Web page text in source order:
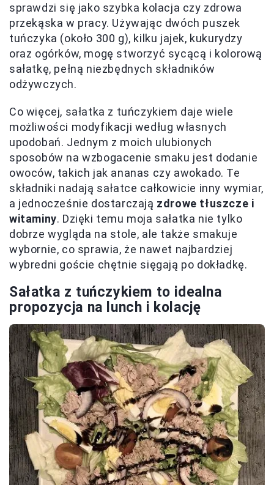
sprawdzi się jako szybka kolacja czy zdrowa
przekąska w pracy. Używając dwóch puszek
tuńczyka (około 300 g), kilku jajek, kukurydzy
oraz ogórków, mogę stworzyć sycącą i kolorową
sałatkę, pełną niezbędnych składników
odżywczych.
Co więcej, sałatka z tuńczykiem daje wiele
możliwości modyfikacji według własnych
upodobań. Jednym z moich ulubionych
sposobów na wzbogacenie smaku jest dodanie
owoców, takich jak ananas czy awokado. Te
składniki nadają sałatce całkowicie inny wymiar,
a jednocześnie dostarczają zdrowe tłuszcze i
witaminy. Dzięki temu moja sałatka nie tylko
dobrze wygląda na stole, ale także smakuje
wybornie, co sprawia, że nawet najbardziej
wybredni goście chętnie sięgają po dokładkę.
Sałatka z tuńczykiem to idealna
propozycja na lunch i kolację